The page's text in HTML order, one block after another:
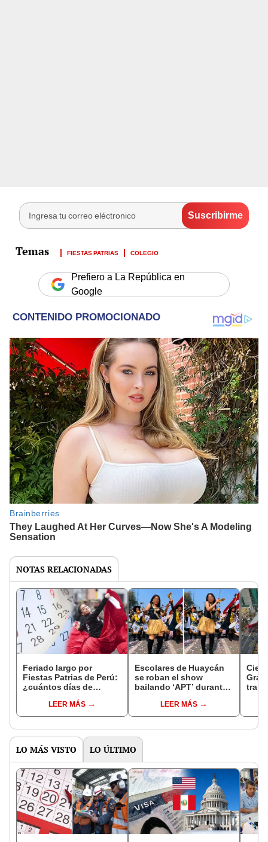
FIESTAS PATRIAS COLEGIO
Prefiero a La República en
Google
NOTAS RELACIONADAS
Feriado largo por
Fiestas Patrias de Perú:
¿cuántos días de
de 2025 y quiénes
podrán disfrutarlo?
LEER MÁS
Escolares de Huaycán
se roban el show
bailando ‘APT’ durante
en Ate: "Somos los
mejores"
LEER MÁS
LO MÁS VISTO LO ÚLTIMO